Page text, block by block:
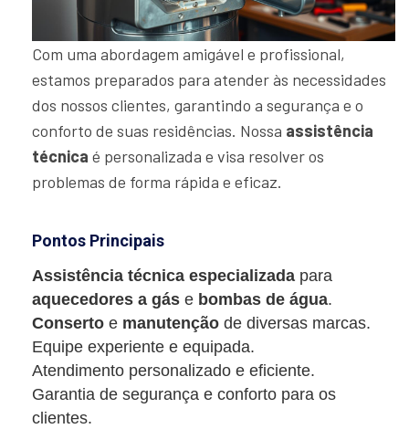
Com uma abordagem amigável e profissional,
estamos preparados para atender às necessidades
dos nossos clientes, garantindo a segurança e o
conforto de suas residências. Nossa assistência
técnica é personalizada e visa resolver os
problemas de forma rápida e eficaz.
Pontos Principais
Assistência técnica especializada para
aquecedores a gás e bombas de água.
Conserto e manutenção de diversas marcas.
Equipe experiente e equipada.
Atendimento personalizado e eficiente.
Garantia de segurança e conforto para os
clientes.